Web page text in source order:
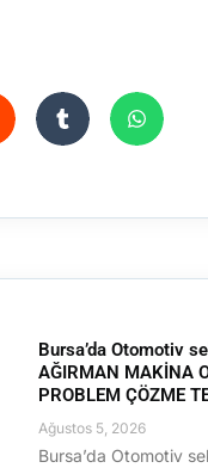
Bursa’da Otomotiv
AĞIRMAN MAKİNA
PROBLEM ÇÖZME
Ağustos 5, 2026
Bursa’da Otomotiv